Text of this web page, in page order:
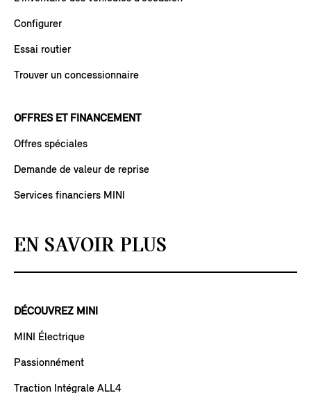
Configurer
Essai routier
Trouver un concessionnaire
OFFRES ET FINANCEMENT
Offres spéciales
Demande de valeur de reprise
Services financiers MINI
EN SAVOIR PLUS
DÉCOUVREZ MINI
MINI Électrique
Passionnément
Traction Intégrale ALL4